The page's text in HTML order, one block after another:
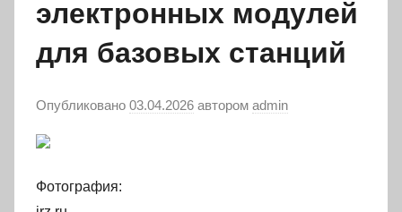
электронных модулей
для базовых станций
Опубликовано 03.04.2026 автором admin
Фотография: